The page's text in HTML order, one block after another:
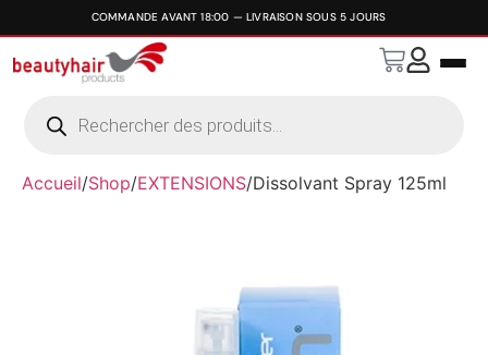
Accueil/Shop/EXTENSIONS/Dissolvant Spray 125ml